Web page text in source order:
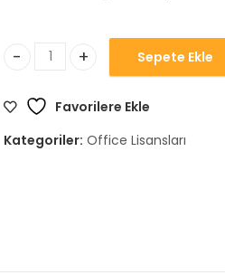
Office 2021 Pro Plus Lisans adet
Sepete Ekle
Favorilere Ekle
Kategoriler: Office Lisansları